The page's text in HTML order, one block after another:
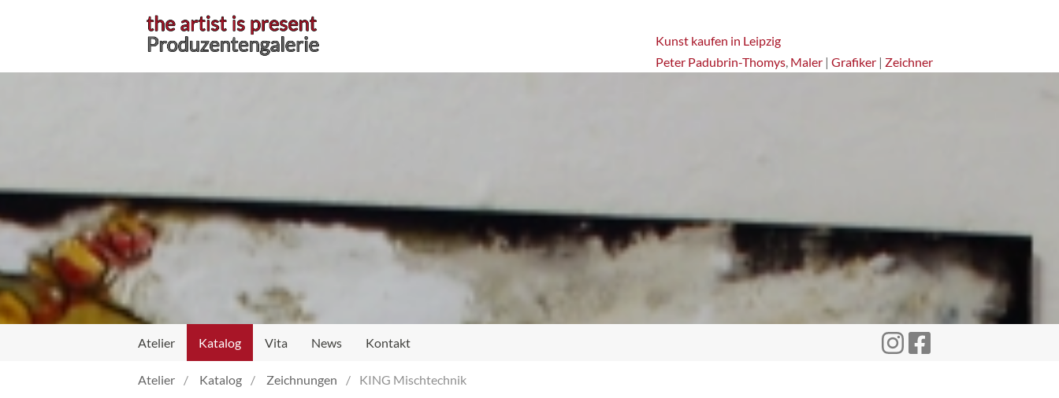
Kunst kaufen in Leipzig
Peter Padubrin-Thomys, Maler | Grafiker | Zeichner
Atelier Katalog Vita News Kontakt
Atelier Katalog Zeichnungen KING Mischtechnik